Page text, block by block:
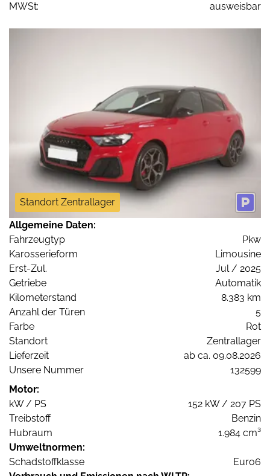
MWSt:
ausweisbar
Standort Zentrallager
Allgemeine Daten:
Fahrzeugtyp
Pkw
Karosserieform
Limousine
Erst-Zul.
Jul / 2025
Getriebe
Automatik
Kilometerstand
8.383 km
Anzahl der Türen
5
Farbe
Rot
Standort
Zentrallager
Lieferzeit
ab ca. 09.08.2026
Unsere Nummer
132599
Motor:
kW / PS
152 kW / 207 PS
Treibstoff
Benzin
Hubraum
1.984 cm³
Umweltnormen:
Schadstoffklasse
Euro6